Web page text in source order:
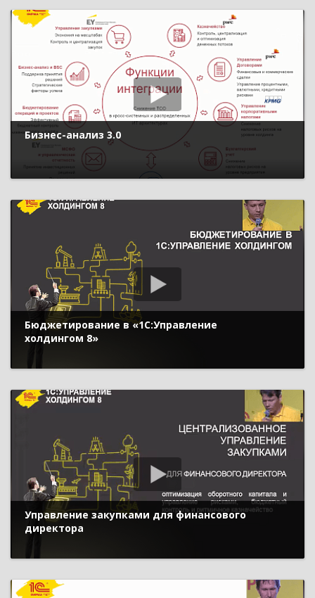
Бизнес-анализ 3.0
Бюджетирование в «1С:Управление
холдингом 8»
Управление закупками для финансового
директора